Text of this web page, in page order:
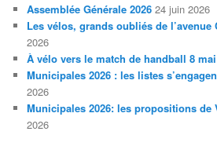
Assemblée Générale 2026 24 juin 2026
Les vélos, grands oubliés de l’avenue
2026
À vélo vers le match de handball 8 mai
Municipales 2026 : les listes
2026
Municipales 2026: les propositions de
2026